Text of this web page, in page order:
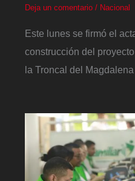
Deja un comentario / Nacional
Este lunes se firmó el
construcción del
la Troncal del